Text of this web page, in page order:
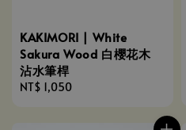
KAKIMORI | White
Sakura Wood 白櫻花木
沾水筆桿
Regular
NT$ 1,050